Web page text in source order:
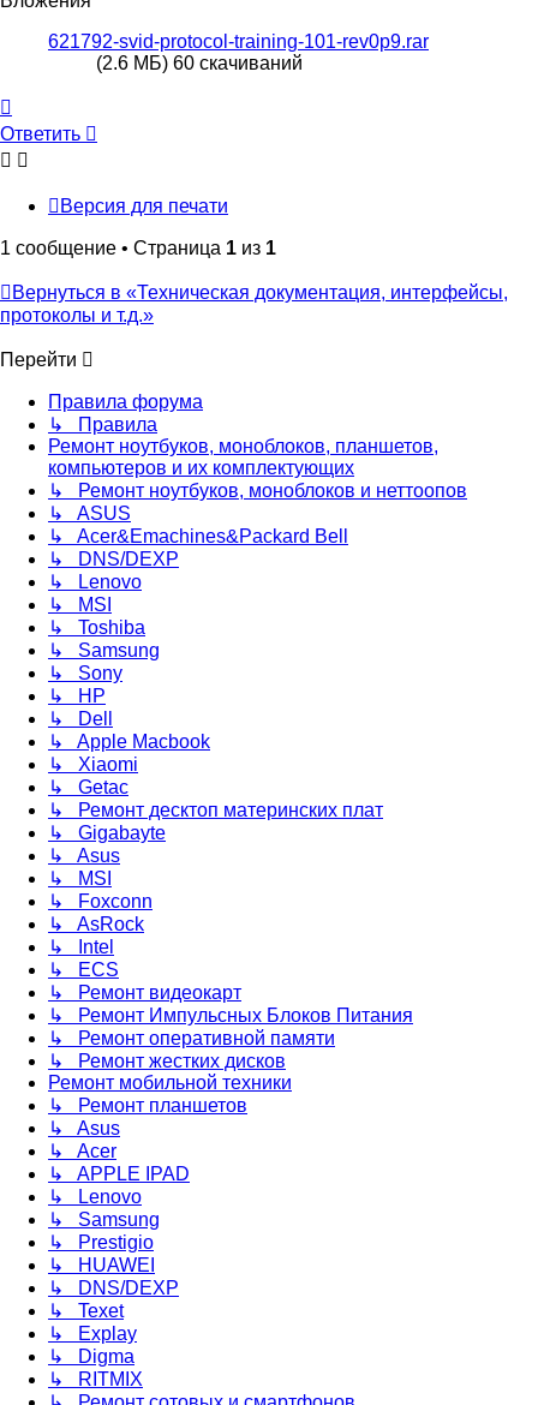
621792-svid-protocol-training-101-rev0p9.rar
(2.6 МБ) 60 скачиваний
к
началу
Ответить
Ответить
Версия для печати
1 сообщение • Страница 1 из 1
Вернуться в «Техническая документация, интерфейсы,
протоколы и т.д.»
Перейти
Правила форума
↳ Правила
Ремонт ноутбуков, моноблоков, планшетов,
компьютеров и их комплектующих
↳ Ремонт ноутбуков, моноблоков и неттоопов
↳ ASUS
↳ Acer&Emachines&Packard Bell
↳ DNS/DEXP
↳ Lenovo
↳ MSI
↳ Toshiba
↳ Samsung
↳ Sony
↳ HP
↳ Dell
↳ Apple Macbook
↳ Xiaomi
↳ Getac
↳ Ремонт десктоп материнских плат
↳ Gigabayte
↳ Asus
↳ MSI
↳ Foxconn
↳ AsRock
↳ Intel
↳ ECS
↳ Ремонт видеокарт
↳ Ремонт Импульсных Блоков Питания
↳ Ремонт оперативной памяти
↳ Ремонт жестких дисков
Ремонт мобильной техники
↳ Ремонт планшетов
↳ Asus
↳ Acer
↳ APPLE IPAD
↳ Lenovo
↳ Samsung
↳ Prestigio
↳ HUAWEI
↳ DNS/DEXP
↳ Texet
↳ Explay
↳ Digma
↳ RITMIX